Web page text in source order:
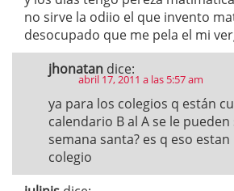
no sirve la odiio el que invento
desocupado que me pela el mi
jhonatan dice:
abril 17, 2011 a las 5:57 am
ya para los colegios q están
calendario B al A se le
semana santa? es q eso
colegio